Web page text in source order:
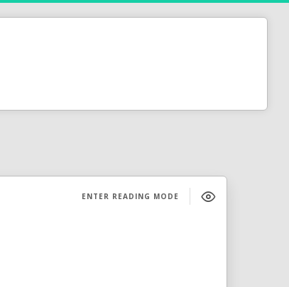
ENTER READING MODE